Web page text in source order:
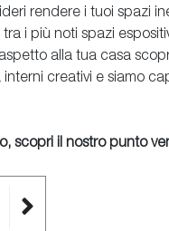
rendere i tuoi spazi
i più noti spazi
alla tua casa
creativi e siamo
scopri il nostro punto